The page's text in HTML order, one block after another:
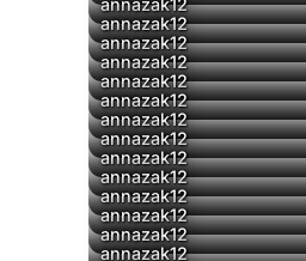
▶
annazak12
annazak12
annazak12
▶
annazak12
annazak12
▶
annazak12
▶
annazak12
annazak12
annazak12
▶
annazak12
▶
annazak12
▶
annazak12
annazak12
annazak12